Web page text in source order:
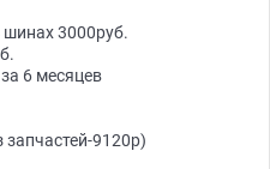
3000руб.
6 месяцев
9120р)